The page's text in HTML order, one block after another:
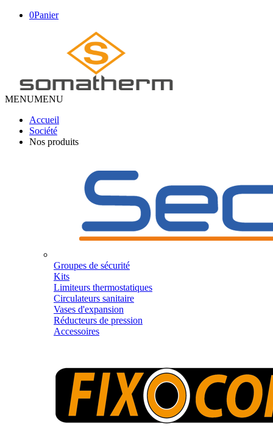
0Panier
MENUMENU
Accueil
Société
Nos produits
Groupes de sécurité
Kits
Limiteurs thermostatiques
Circulateurs sanitaire
Vases d'expansion
Réducteurs de pression
Accessoires